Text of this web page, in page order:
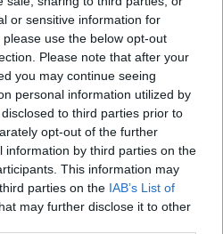
or sensitive information for
use the below opt-out
Please note that after your
you may continue seeing
personal information utilized by
to third parties prior to
opt-out of the further
information by third parties on the
This information may
parties on the IAB’s List of
may further disclose it to other
també estigui sent una
a que puguis expressar-te amb
sentir que també t’estan